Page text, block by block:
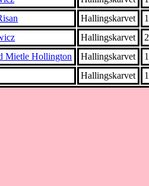
Hallingskarvet
Hallingskarvet
Mietle Hollington Hallingskarvet
Hallingskarvet